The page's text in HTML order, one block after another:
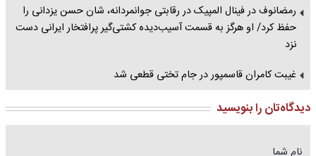
رمضانوف در فینال المپیک در رقابتی جوانمردانه، شان حسن یزدانی را
حفظ کرد/ او هرگز به قسمت آسیب‌دیده کشتی‌گیر پرافتخار ایرانی دست
نزد
غیبت کامران قاسمپور در جام تختی قطعی شد
دیدگاه‌تان را بنویسید
نام شما